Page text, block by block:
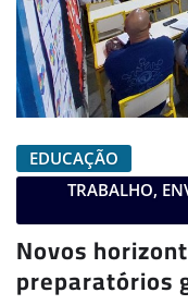
EDUCAÇÃO
TRABALHO,
Novos
preparatórios